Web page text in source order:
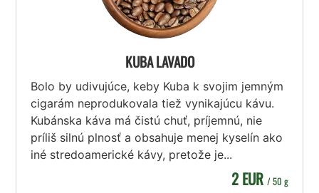
KUBA LAVADO
Bolo by udivujúce, keby Kuba k svojim jemným
cigarám neprodukovala tiež vynikajúcu kávu.
Kubánska káva má čistú chuť, príjemnú, nie
príliš silnú plnosť a obsahuje menej kyselín ako
iné stredoamerické kávy, pretože je...
2 EUR / 50 g